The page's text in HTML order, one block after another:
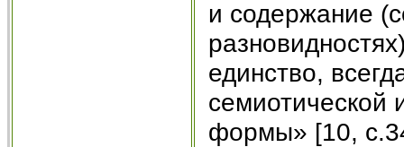
и содержание
единство,
семиотической
формы» [10,